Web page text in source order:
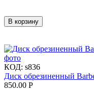
В корзину
КОД: s836
Диск обрезиненный
850.00 Р